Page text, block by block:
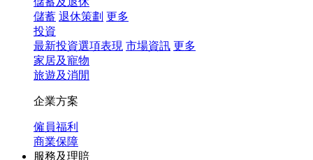
儲蓄 退休策劃 更多
投資
最新投資選項表現 市場資訊 更多
家居及寵物
旅遊及消閒
企業方案
僱員福利
商業保障
服務及理賠